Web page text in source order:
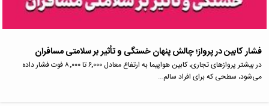
فشار کابین در پرواز؛ چالش پنهان خستگی و تأثیر بر سلامتی مسافران
در بیشتر پروازهای تجاری، کابین هواپیما به ارتفاع معادل ۶٬۰۰۰ تا ۸٬۰۰۰ فوت فشار داده
می‌شود، سطحی که برای افراد سالم…